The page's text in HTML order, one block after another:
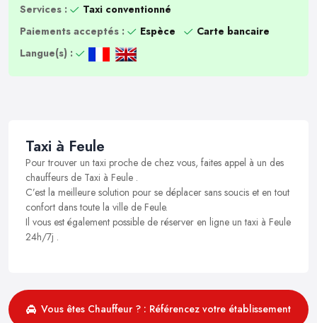
Services :
Taxi conventionné
Paiements acceptés :
Espèce
Carte bancaire
Langue(s) :
Taxi à Feule
Pour trouver un taxi proche de chez vous, faites appel à un des
chauffeurs de Taxi à Feule .
C’est la meilleure solution pour se déplacer sans soucis et en tout
confort dans toute la ville de Feule.
Il vous est également possible de réserver en ligne un taxi à Feule
24h/7j .
Vous êtes Chauffeur ? : Référencez votre établissement